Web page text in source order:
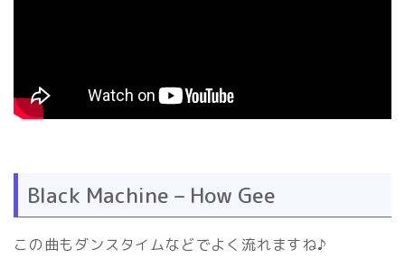
Black Machine – How Gee
この曲もダンスタイムなどでよく流れますね♪